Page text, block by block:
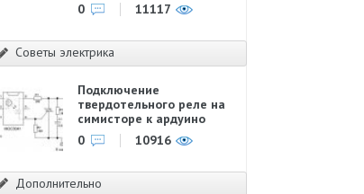
0
11117
Советы электрика
Подключение
твердотельного реле на
симисторе к ардуино
0
10916
Дополнительно